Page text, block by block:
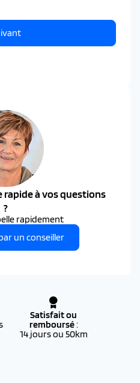
rapide à vos questions
?
rapidement
un conseiller
Satisfait ou
remboursé:
14 jours ou 50km